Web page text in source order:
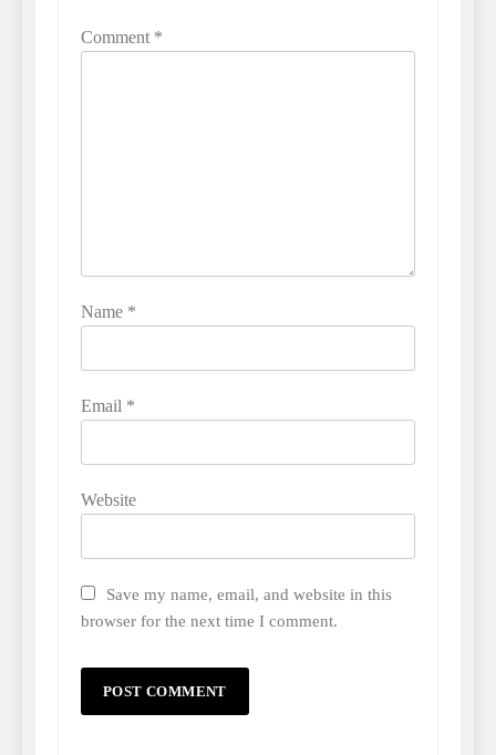
Comment *
Name *
Email *
Website
Save my name, email, and website in this
browser for the next time I comment.